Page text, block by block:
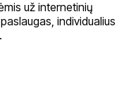
už internetinių
individualius